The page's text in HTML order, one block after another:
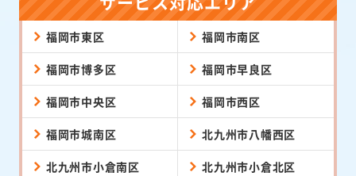
福岡市東区 福岡市南区
福岡市博多区 福岡市早良区
福岡市中央区 福岡市西区
福岡市城南区 北九州市八幡西区
北九州市小倉南区 北九州市小倉北区